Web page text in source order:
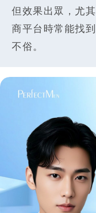
但效果出眾，尤
商平台時常能找
不俗。